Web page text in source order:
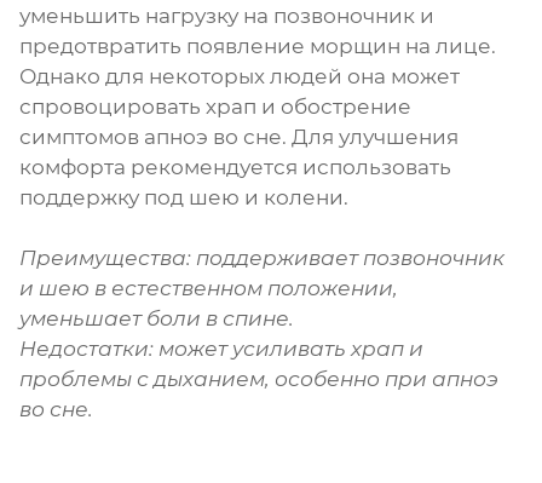
уменьшить нагрузку на позвоночник и
предотвратить появление морщин на лице.
Однако для некоторых людей она может
спровоцировать храп и обострение
симптомов апноэ во сне. Для улучшения
комфорта рекомендуется использовать
поддержку под шею и колени.
Преимущества: поддерживает позвоночник
и шею в естественном положении,
уменьшает боли в спине.
Недостатки: может усиливать храп и
проблемы с дыханием, особенно при апноэ
во сне.